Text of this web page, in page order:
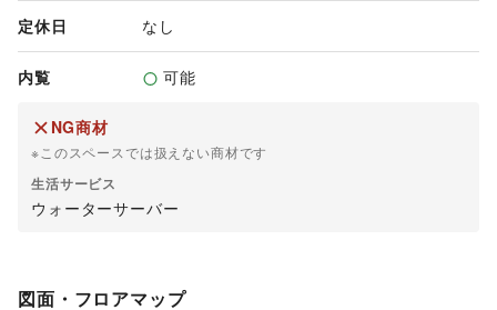
定休日 なし
内覧 可能
NG商材
※このスペースでは扱えない商材です
生活サービス
ウォーターサーバー
図面・フロアマップ